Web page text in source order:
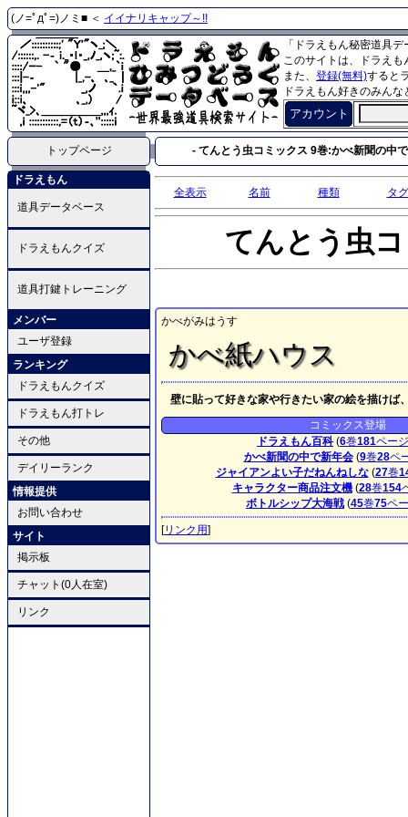
(ノ=ﾟдﾟ=)ノミ■ ＜ イイナリキャップ～!!
「ドラえもん秘密道具
このサイトは、ドラえ
また、 登録(無料)すると
ドラえもん好きのみん
アカウント
トップページ - てんとう虫コミックス 9巻:かべ新聞の中
ドラえもん
道具データベース
ドラえもんクイズ
道具打鍵トレーニング
メンバー
ユーザ登録
ランキング
ドラえもんクイズ
ドラえもん打トレ
その他
デイリーランク
情報提供
お問い合わせ
サイト
掲示板
チャット(0人在室)
リンク
全表示 名前 種類 タグ
てんとう虫
かべがみはうす
かべ紙ハウス
壁に貼って好きな家や行きたい家の絵を描けば
コミックス登場
ドラえもん百科(6巻181ページ
かべ新聞の中で新年会(9巻28ペ
ジャイアンよい子だねんねしな(27巻
キャラクター商品注文機(28巻154
ボトルシップ大海戦 (45巻75ペ
[リンク用]